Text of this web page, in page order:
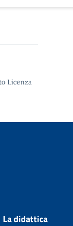
Licenza
La didattica